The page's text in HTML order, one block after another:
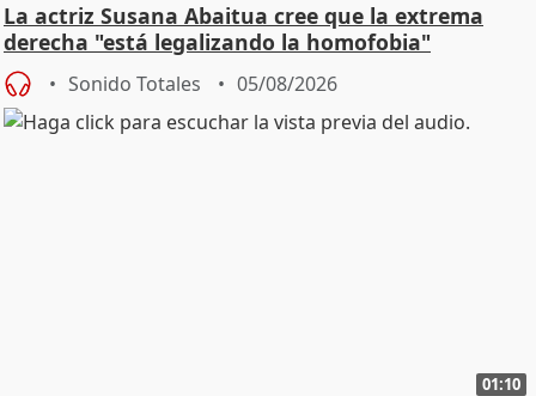
La actriz Susana Abaitua cree que la extrema
derecha "está legalizando la homofobia"
Sonido Totales 05/08/2026
01:10